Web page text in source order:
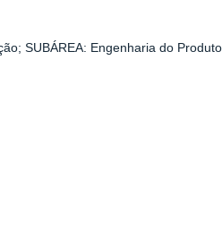
SUBÁREA: Engenharia do